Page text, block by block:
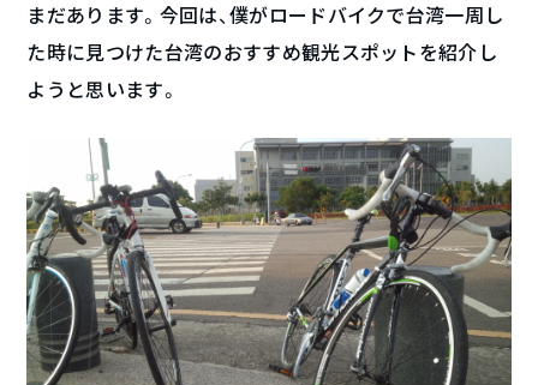
まだあります。今回は、僕がロードバイクで台湾一周し
た時に見つけた台湾のおすすめ観光スポットを紹介し
ようと思います。